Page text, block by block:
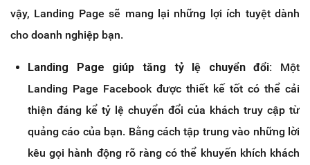
vậy, Landing Page sẽ mang lại những lợi ích tuyệt dành
cho doanh nghiệp bạn.
Landing Page giúp tăng tỷ lệ chuyển đổi: Một
Landing Page Facebook được thiết kế tốt có thể cải
thiện đáng kể tỷ lệ chuyển đổi của khách truy cập từ
quảng cáo của bạn. Bằng cách tập trung vào những lời
kêu gọi hành động rõ ràng có thể khuyến khích khách